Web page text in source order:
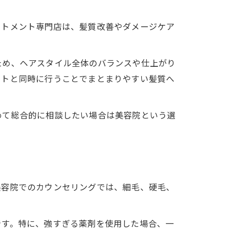
メント専門店は、髪質改善やダメージケア
、ヘアスタイル全体のバランスや仕上がり
と同時に行うことでまとまりやすい髪質へ
総合的に相談したい場合は美容院という選
院でのカウンセリングでは、細毛、硬毛、
。特に、強すぎる薬剤を使用した場合、一